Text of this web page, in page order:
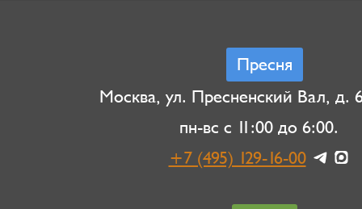
Пресня
Москва, ул. Пресненский Вал, д.
пн-вс с 11:00 до 6:00.
+7 (495) 129-16-00